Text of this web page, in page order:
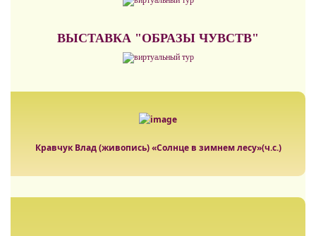
ВЫСТАВКА "ОБРАЗЫ ЧУВСТВ"
Кравчук Влад (живопись) «Солнце в зимнем лесу»(ч.с.)